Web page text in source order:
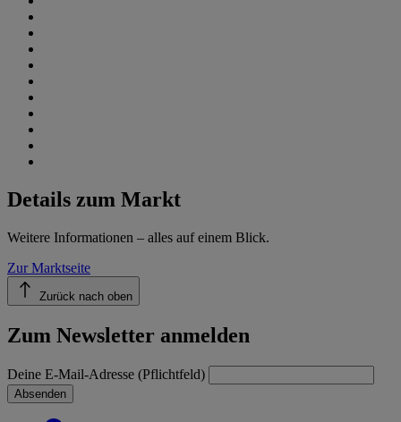
Details zum Markt
Weitere Informationen – alles auf einem Blick.
Zur Marktseite
Zurück nach oben
Zum Newsletter anmelden
Deine E-Mail-Adresse (Pflichtfeld)
Absenden